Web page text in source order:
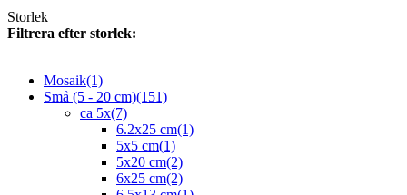
Storlek
Filtrera efter storlek:
Mosaik(1)
Små (5 - 20 cm)(151)
ca 5x(7)
6.2x25 cm(1)
5x5 cm(1)
5x20 cm(2)
6x25 cm(2)